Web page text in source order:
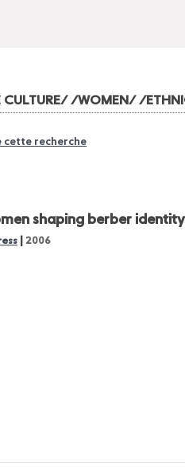
/WOMEN/ /
recherche
shaping berber identity
| 2006